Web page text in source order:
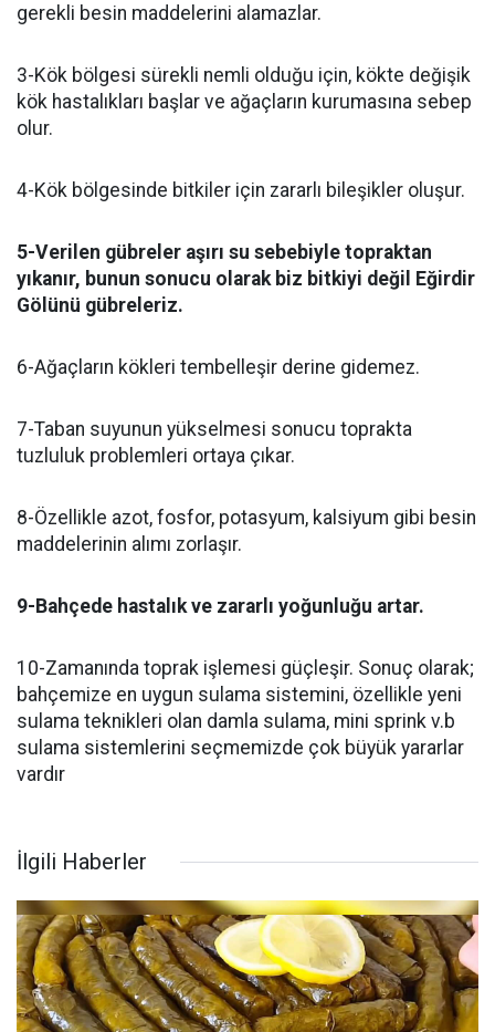
gerekli besin maddelerini alamazlar.
3-Kök bölgesi sürekli nemli olduğu için, kökte değişik
kök hastalıkları başlar ve ağaçların kurumasına sebep
olur.
4-Kök bölgesinde bitkiler için zararlı bileşikler oluşur.
5-Verilen gübreler aşırı su sebebiyle topraktan
yıkanır, bunun sonucu olarak biz bitkiyi değil Eğirdir
Gölünü gübreleriz.
6-Ağaçların kökleri tembelleşir derine gidemez.
7-Taban suyunun yükselmesi sonucu toprakta
tuzluluk problemleri ortaya çıkar.
8-Özellikle azot, fosfor, potasyum, kalsiyum gibi besin
maddelerinin alımı zorlaşır.
9-Bahçede hastalık ve zararlı yoğunluğu artar.
10-Zamanında toprak işlemesi güçleşir. Sonuç olarak;
bahçemize en uygun sulama sistemini, özellikle yeni
sulama teknikleri olan damla sulama, mini sprink v.b
sulama sistemlerini seçmemizde çok büyük yararlar
vardır
İlgili Haberler